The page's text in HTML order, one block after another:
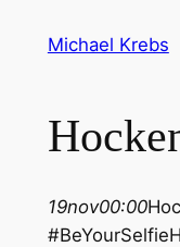
Michael Krebs
19nov00:00